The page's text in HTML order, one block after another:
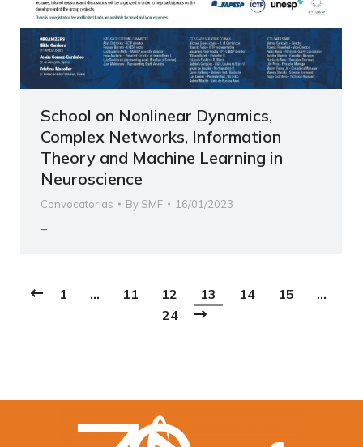
School on Nonlinear Dynamics,
Complex Networks, Information
Theory and Machine Learning in
Neuroscience
Convocatorias By SMF 16/01/2023
–
1 … 11 12 13 14 15
…
24